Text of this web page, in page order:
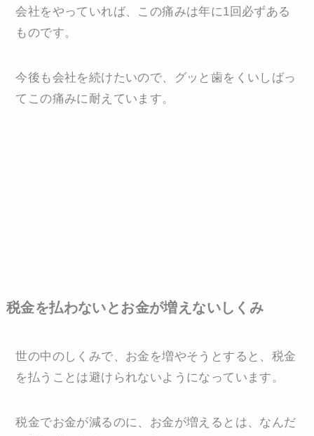
会社をやっていれば、この痛みは年に1回必ずある
ものです。
今後も会社を続けたいので、グッと歯をくいしばっ
てこの痛みに耐えています。
税金を払わないとお金が増えないしくみ
世の中のしくみで、お金を増やそうとすると、税金
を払うことは避けられないようになっています。
税金でお金が減るのに、お金が増えるとは、なんだ